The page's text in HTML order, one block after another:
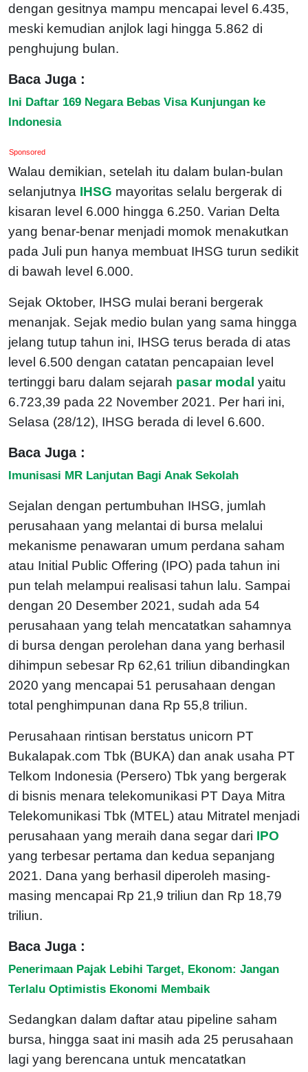
dengan gesitnya mampu mencapai level 6.435,
meski kemudian anjlok lagi hingga 5.862 di
penghujung bulan.
Baca Juga :
Ini Daftar 169 Negara Bebas Visa Kunjungan ke
Indonesia
Sponsored
Walau demikian, setelah itu dalam bulan-bulan
selanjutnya IHSG mayoritas selalu bergerak di
kisaran level 6.000 hingga 6.250. Varian Delta
yang benar-benar menjadi momok menakutkan
pada Juli pun hanya membuat IHSG turun sedikit
di bawah level 6.000.
Sejak Oktober, IHSG mulai berani bergerak
menanjak. Sejak medio bulan yang sama hingga
jelang tutup tahun ini, IHSG terus berada di atas
level 6.500 dengan catatan pencapaian level
tertinggi baru dalam sejarah pasar modal yaitu
6.723,39 pada 22 November 2021. Per hari ini,
Selasa (28/12), IHSG berada di level 6.600.
Baca Juga :
Imunisasi MR Lanjutan Bagi Anak Sekolah
Sejalan dengan pertumbuhan IHSG, jumlah
perusahaan yang melantai di bursa melalui
mekanisme penawaran umum perdana saham
atau Initial Public Offering (IPO) pada tahun ini
pun telah melampui realisasi tahun lalu. Sampai
dengan 20 Desember 2021, sudah ada 54
perusahaan yang telah mencatatkan sahamnya
di bursa dengan perolehan dana yang berhasil
dihimpun sebesar Rp 62,61 triliun dibandingkan
2020 yang mencapai 51 perusahaan dengan
total penghimpunan dana Rp 55,8 triliun.
Perusahaan rintisan berstatus unicorn PT
Bukalapak.com Tbk (BUKA) dan anak usaha PT
Telkom Indonesia (Persero) Tbk yang bergerak
di bisnis menara telekomunikasi PT Daya Mitra
Telekomunikasi Tbk (MTEL) atau Mitratel menjadi
perusahaan yang meraih dana segar dari IPO
yang terbesar pertama dan kedua sepanjang
2021. Dana yang berhasil diperoleh masing-
masing mencapai Rp 21,9 triliun dan Rp 18,79
triliun.
Baca Juga :
Penerimaan Pajak Lebihi Target, Ekonom: Jangan
Terlalu Optimistis Ekonomi Membaik
Sedangkan dalam daftar atau pipeline saham
bursa, hingga saat ini masih ada 25 perusahaan
lagi yang berencana untuk mencatatkan